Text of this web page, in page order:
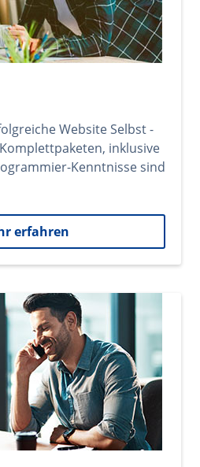
Website Selbst -
inklusive
Kenntnisse sind
erfahren